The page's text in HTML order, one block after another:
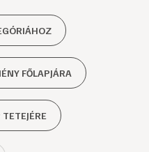
FŐLAPJÁRA